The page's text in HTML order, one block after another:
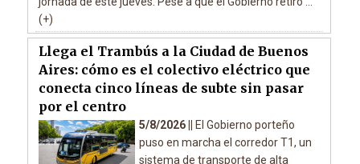
(+)
Llega el Trambús a la Ciudad de Buenos
Aires: cómo es el colectivo eléctrico que
conecta cinco líneas de subte sin pasar
por el centro
5/8/2026 ||
El Gobierno porteño
puso en marcha el corredor T1, un
sistema de transporte de alta